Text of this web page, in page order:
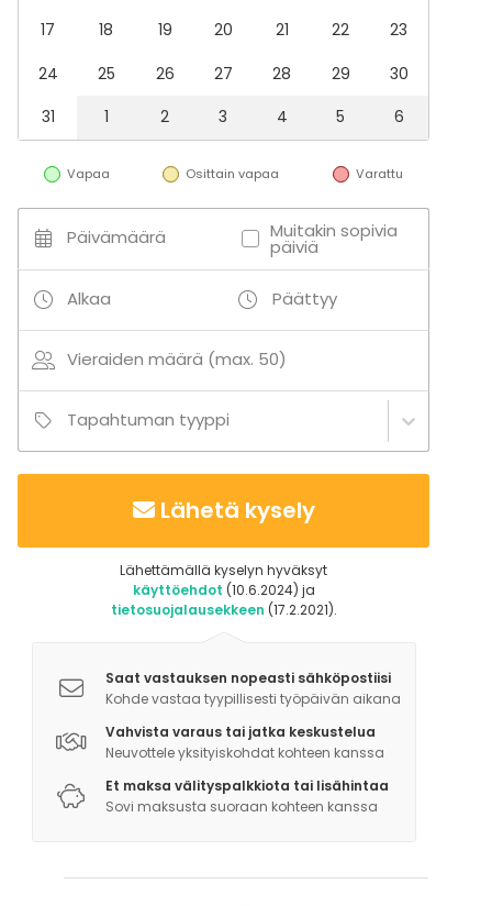
Luokkahuone
17
18 19 20 21 22
23
24
25 26 27 28 29
30
31
1 2 3 4 5 6
Vapaa Osittain vapaa Varattu
Päivämäärä Muitakin sopivia
päiviä
Alkaa Päättyy
Vieraiden määrä (max. 50)
Tapahtuman tyyppi
Lähetä kysely
Lähettämällä kyselyn hyväksyt
käyttöehdot (10.6.2024) ja
tietosuojalausekkeen (17.2.2021).
Saat vastauksen nopeasti sähköpostiisi
Kohde vastaa tyypillisesti työpäivän aikana
Vahvista varaus tai jatka keskustelua
Neuvottele yksityiskohdat kohteen kanssa
Et maksa välityspalkkiota tai lisähintaa
Sovi maksusta suoraan kohteen kanssa